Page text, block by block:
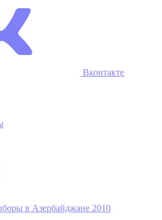
Вконтакте
в Азербайджане 2010